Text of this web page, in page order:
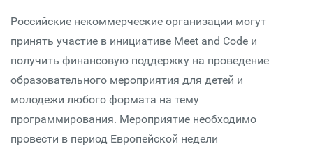
Российские некоммерческие организации могут
принять участие в инициативе Meet and Code и
получить финансовую поддержку на проведение
образовательного мероприятия для детей и
молодежи любого формата на тему
программирования. Мероприятие необходимо
провести в период Европейской недели